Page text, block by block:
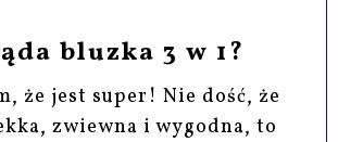
bluzka 3 w 1?
że jest super! Nie dość, że
zwiewna i wygodna, to